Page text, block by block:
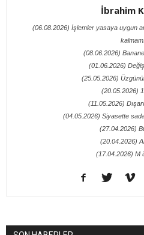
İbrahim
(06.08.2026) İşlemler yasaya uygun
(08.06.2026)
(01.06.2026)
(25.05.2026)
(20.05.2026)
(11.05.2026)
(04.05.2026) Siyasette
(27.04.2026)
(20.04.2026)
(17.04.2026) M